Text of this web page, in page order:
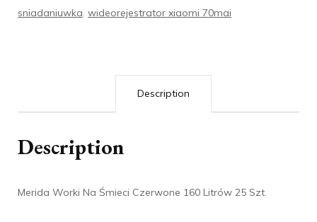
sniadaniuwka, wideorejestrator xiaomi 70mai
Description
Description
Merida Worki Na Śmieci Czerwone 160 Litrów 25 Szt.